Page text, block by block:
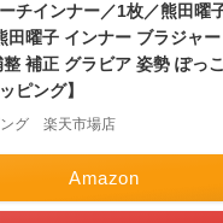
チインナー／1枚／熊田曜
田曜子 インナー ブラジャ
補正 グラビア 姿勢 ぽっ
ピング】
ング 楽天市場店
Amazon